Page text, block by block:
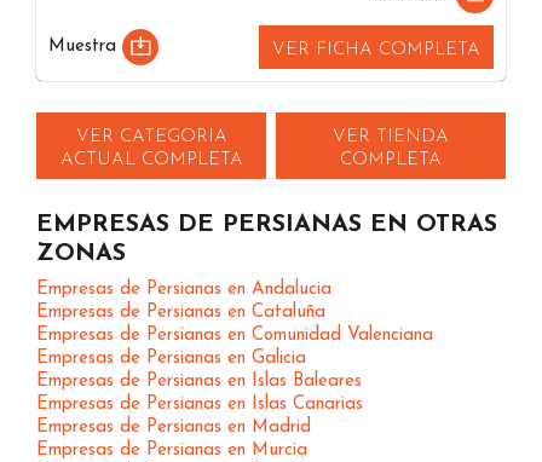
Muestra VER FICHA COMPLETA
VER CATEGORIA
ACTUAL COMPLETA
VER TIENDA
COMPLETA
EMPRESAS DE PERSIANAS EN OTRAS
ZONAS
Empresas de Persianas en Andalucia
Empresas de Persianas en Cataluña
Empresas de Persianas en Comunidad Valenciana
Empresas de Persianas en Galicia
Empresas de Persianas en Islas Baleares
Empresas de Persianas en Islas Canarias
Empresas de Persianas en Madrid
Empresas de Persianas en Murcia